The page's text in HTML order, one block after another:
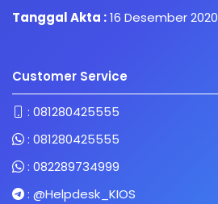
Tanggal Akta :16 Desember 2020
Customer Service
: 081280425555
: 081280425555
: 082289734999
: @Helpdesk_KIOS